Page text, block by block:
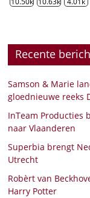
Recente
Samson & Marie
gloednieuwe reeks
InTeam Producties
naar Vlaanderen
Superbia brengt
Utrecht
Robèrt van
Harry Potter